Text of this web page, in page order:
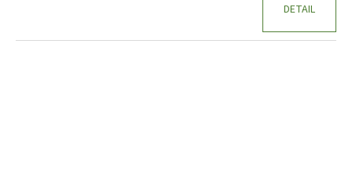
DETAIL